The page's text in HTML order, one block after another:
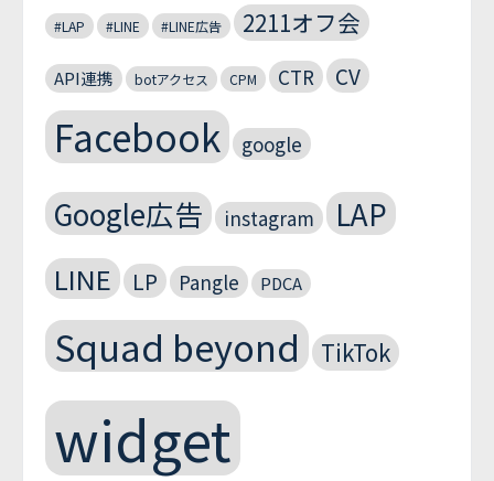
#LAP #LINE #LINE広告 2211オフ会
API連携 botアクセス CPM CTR CV
Facebook google
Google広告 instagram LAP
LINE LP Pangle PDCA
Squad beyond TikTok
widget